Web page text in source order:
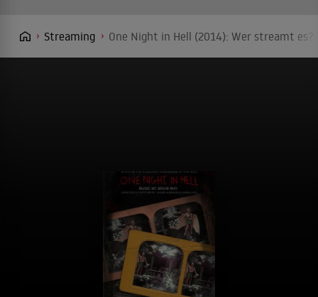
Streaming One Night in Hell (2014): Wer streamt